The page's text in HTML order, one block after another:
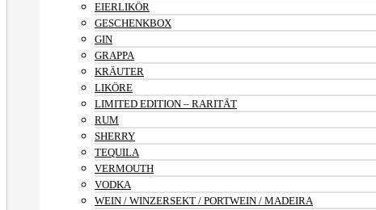
EIERLIKÖR
GESCHENKBOX
GIN
GRAPPA
KRÄUTER
LIKÖRE
LIMITED EDITION – RARITÄT
RUM
SHERRY
TEQUILA
VERMOUTH
VODKA
WEIN / WINZERSEKT / PORTWEIN / MADEIRA